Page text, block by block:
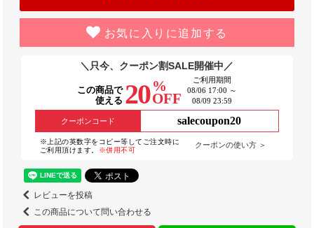
お気に入りに追加する
＼只今、クーポン割SALE開催中／
この商品で
使える 20 %
OFF
ご利用期間
08/06 17:00 ～
08/09 23:59
クーポンコード salecoupon20
※上記の英数字をコピー等してご注文時に
ご利用頂けます。
※併用不可
クーポンの使い方 ＞
レビューを投稿
この商品について問い合わせる